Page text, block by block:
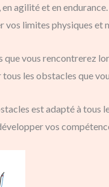
agilité et en
vos limites physiques et
vous rencontrerez
les obstacles que
est adapté à tous
vos